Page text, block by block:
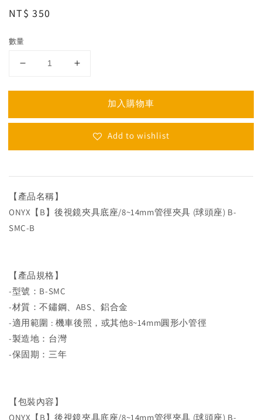
Regular
NT$ 350
數量
加入購物車
Add to wishlist
【產品名稱】
ONYX【B】後視鏡夾具底座/8~14mm管徑夾具 (球頭座) B-
SMC-B
【產品規格】
-型號：B-SMC
-材質：不鏽鋼、ABS、鋁合金
-適用範圍 : 機車後照，或其他8~14mm圓形小管徑
-製造地：台灣
-保固期：三年
【包裝內容】
ONYX【B】後視鏡夾具底座/8~14mm管徑夾具 (球頭座) B-